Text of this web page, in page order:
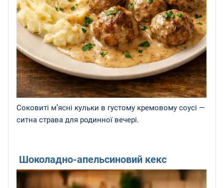
Соковиті м’ясні кульки в густому кремовому соусі —
ситна страва для родинної вечері.
Шоколадно-апельсиновий кекс